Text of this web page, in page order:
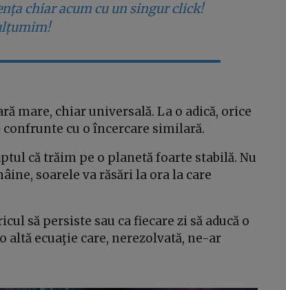
chiar acum cu un singur click!
mare, chiar universală. La o adică, orice
cu o încercare similară.
că trăim pe o planetă foarte stabilă. Nu
soarele va răsări la ora la care
să persiste sau ca fiecare zi să aducă o
ecuaţie care, nerezolvată, ne-ar